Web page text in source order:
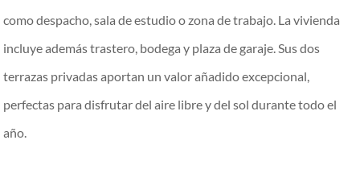
como despacho, sala de estudio o zona de trabajo. La vivienda
incluye además trastero, bodega y plaza de garaje. Sus dos
terrazas privadas aportan un valor añadido excepcional,
perfectas para disfrutar del aire libre y del sol durante todo el
año.